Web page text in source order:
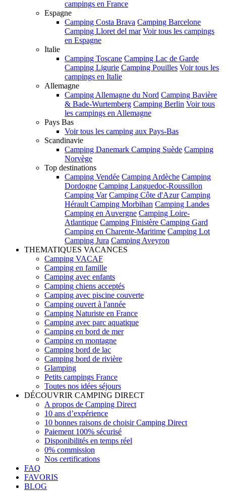
campings en France
Espagne
Camping Costa Brava Camping Barcelone
Camping Lloret del mar Voir tous les campings
en Espagne
Italie
Camping Toscane Camping Lac de Garde
Camping Ligurie Camping Pouilles Voir tous les
campings en Italie
Allemagne
Camping Allemagne du Nord Camping Bavière
& Bade-Wurtemberg Camping Berlin Voir tous
les campings en Allemagne
Pays Bas
Voir tous les camping aux Pays-Bas
Scandinavie
Camping Danemark Camping Suède Camping
Norvège
Top destinations
Camping Vendée Camping Ardèche Camping
Dordogne Camping Languedoc-Roussillon
Camping Var Camping Côte d'Azur Camping
Hérault Camping Morbihan Camping Landes
Camping en Auvergne Camping Loire-
Atlantique Camping Finistère Camping Gard
Camping en Charente-Maritime Camping Lot
Camping Jura Camping Aveyron
THEMATIQUES VACANCES
Camping VACAF
Camping en famille
Camping avec enfants
Camping chiens acceptés
Camping avec piscine couverte
Camping ouvert à l'année
Camping Naturiste en France
Camping avec parc aquatique
Camping en bord de mer
Camping en montagne
Camping bord de lac
Camping bord de rivière
Glamping
Petits campings France
Toutes nos idées séjours
DÉCOUVRIR CAMPING DIRECT
A propos de Camping Direct
10 ans d’expérience
10 bonnes raisons de choisir Camping Direct
Paiement 100% sécurisé
Disponibilités en temps réel
0% commission
Nos certifications
FAQ
FAVORIS
BLOG